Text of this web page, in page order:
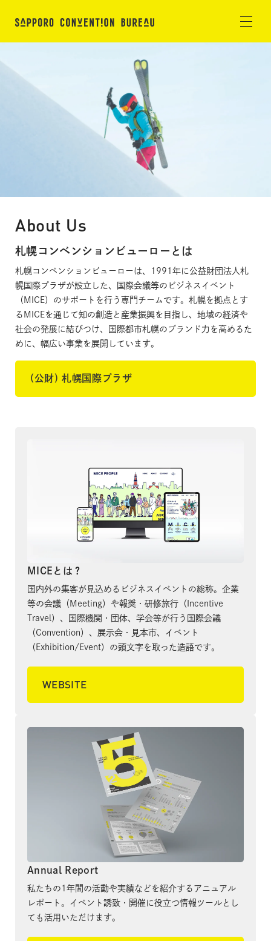
About Us
札幌コンベンションビューローとは
札幌コンベンションビューローは、1991年に公益財団法人札
幌国際プラザが設立した、
国際会議等のビジネスイベント
（MICE）のサポートを行う専門チームです。 札幌を拠点とす
るMICEを通じて知の創造と産業振興を目指し、地域の経済や
社会の発展に結びつけ、国際都市札幌のブランド力を高めるた
めに、幅広い事業を展開しています。
(公財) 札幌国際プラザ
MICEとは？
国内外の集客が見込めるビジネスイベントの総称。企業
等の会議（Meeting）や報奨・研修旅行（Incentive
Travel）、国際機関・団体、学会等が行う国際会議
（Convention）、展示会・見本市、イベント
（Exhibition/Event）の頭文字を取った造語です。
WEBSITE
Annual Report
私たちの1年間の活動や実績などを紹介するアニュアル
レポート。イベント誘致・開催に役立つ情報ツールとし
ても活用いただけます。